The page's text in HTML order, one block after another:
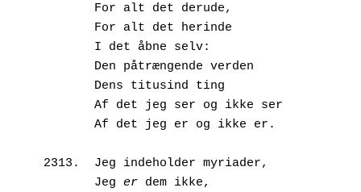
       For alt det derude,
       For alt det herinde
       I det åbne selv:
       Den påtrængende verden
       Dens titusind ting
       Af det jeg ser og ikke ser
       Af det jeg er og ikke er.
2313.  Jeg indeholder myriader,
       Jeg
er dem ikke,